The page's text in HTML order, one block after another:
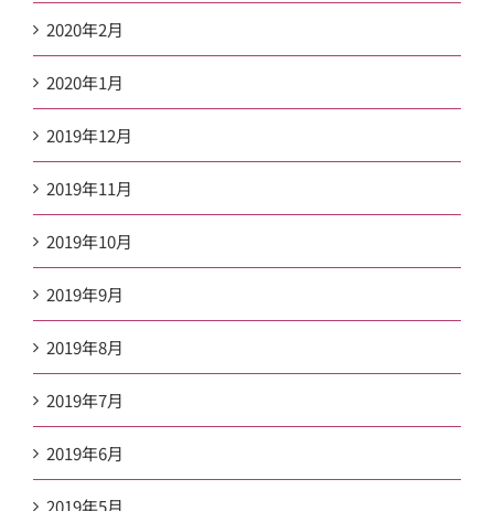
2020年2月
2020年1月
2019年12月
2019年11月
2019年10月
2019年9月
2019年8月
2019年7月
2019年6月
2019年5月